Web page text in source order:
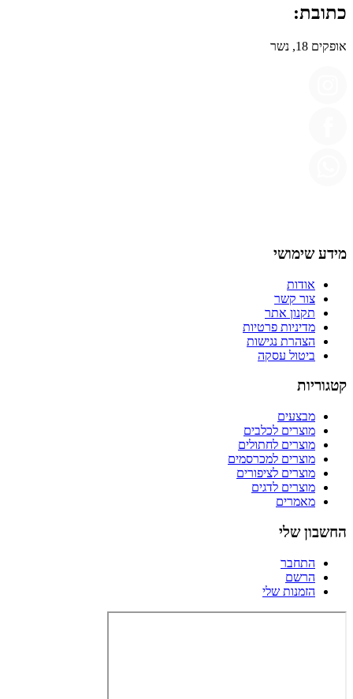
כתובת:
אופקים 18, נשר
מידע שימושי
אודות
צור קשר
תקנון אתר
מדיניות פרטיות
הצהרת נגישות
ביטול עסקה
קטגוריות
מבצעים
מוצרים לכלבים
מוצרים לחתולים
מוצרים למכרסמים
מוצרים לציפורים
מוצרים לדגים
מאמרים
החשבון שלי
התחבר
הרשם
הזמנות שלי